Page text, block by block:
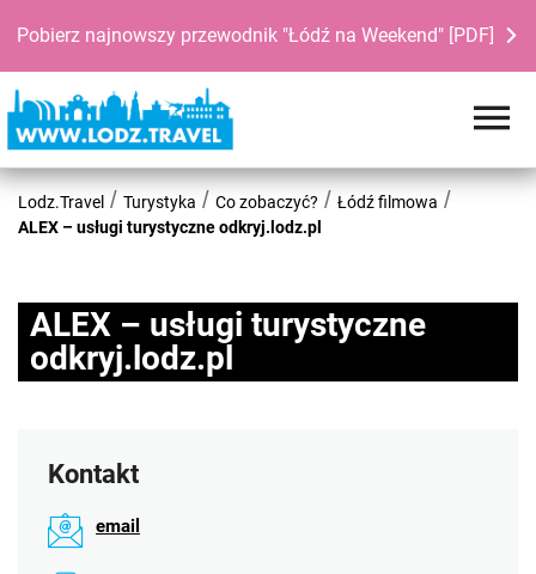
Pobierz najnowszy przewodnik "Łódź na Weekend" [PDF]
Lodz.Travel Turystyka Co zobaczyć?
Łódź filmowa
ALEX – usługi turystyczne odkryj.lodz.pl
ALEX – usługi turystyczne
odkryj.lodz.pl
Kontakt
email